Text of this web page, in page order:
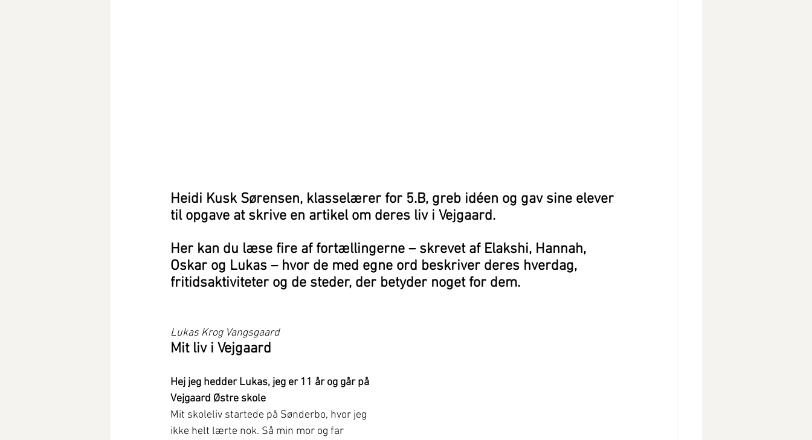
Heidi Kusk Sørensen, klasselærer for 5.B, greb idéen og gav sine elever
til opgave at skrive en artikel om deres liv i Vejgaard.
Her kan du læse fire af fortællingerne – skrevet af Elakshi, Hannah,
Oskar og Lukas – hvor de med egne ord beskriver deres hverdag,
fritidsaktiviteter og de steder, der betyder noget for dem.
Lukas Krog Vangsgaard
Mit liv i Vejgaard
Hej jeg hedder Lukas, jeg er 11 år og går på
Vejgaard Østre skole
Mit skoleliv startede på Sønderbo, hvor jeg
ikke helt lærte nok. Så min mor og far